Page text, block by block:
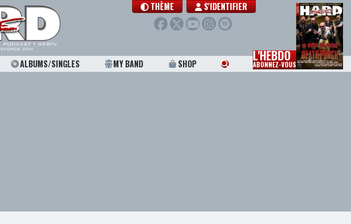
THÈME S'IDENTIFIER
ALBUMS/SINGLES MY BAND SHOP L'HEBDO
ABONNEZ-VOUS